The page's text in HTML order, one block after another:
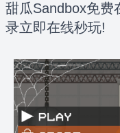
甜瓜Sandbox免费
录立即在线秒玩!